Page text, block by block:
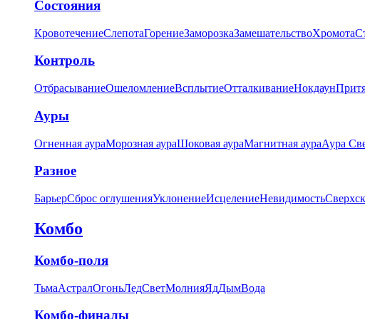
Состояния
КровотечениеСлепотаГорениеЗаморозкаЗамешательствоХромота
Контроль
ОтбрасываниеОшеломлениеВсплытиеОтталкиваниеНокдаун
Ауры
Огненная аураМорозная аураШоковая аураМагнитная аураАура
Разное
БарьерСброс оглушенияУклонениеИсцелениеНевидимость
Комбо
Комбо-поля
ТьмаАстралОгоньЛедСветМолнияЯдДымВода
Комбо-финалы